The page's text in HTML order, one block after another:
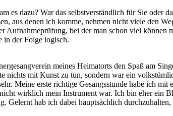
es dazu? War das selbst­ver­ständ­lich für Sie oder
aus de­nen ich kom­me, neh­men nicht vie­le den
Auf­nah­me­prü­fung, bei der man schon viel
in der Fol­ge logisch.
mei­nes Hei­mat­orts den Spaß am
nichts mit Kunst zu tun, son­dern war ein
Mei­ne ers­te rich­ti­ge Ge­sangs­stun­de habe ich
wirk­lich mein In­stru­ment war. Ich bin eher ein
hab ich da­bei haupt­säch­lich